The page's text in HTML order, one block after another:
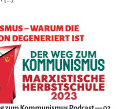
– WARUM DIE
DEGENERIERT IST